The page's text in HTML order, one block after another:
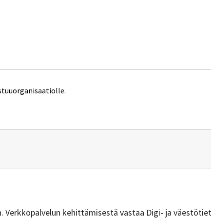
Verkkopalvelun kehittämisestä vastaa Digi- ja